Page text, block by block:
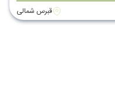
قبرس شمالی